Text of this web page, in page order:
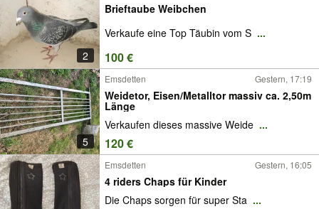
2
Brieftaube Weibchen
Verkaufe eine Top Täubin vom S ...
100 €
5
Emsdetten Gestern, 17:19
Weidetor, Eisen/Metalltor massiv ca. 2,50m
Länge
Verkaufen dieses massive Weide ...
120 €
Emsdetten Gestern, 16:05
4 riders Chaps für Kinder
Die Chaps sorgen für super Sta ...